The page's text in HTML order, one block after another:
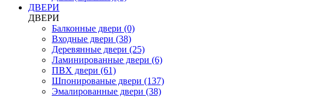
ДВЕРИ
ДВЕРИ
Балконные двери (0)
Входные двери (38)
Деревянные двери (25)
Ламинированные двери (6)
ПВХ двери (61)
Шпонированые двери (137)
Эмалированные двери (38)